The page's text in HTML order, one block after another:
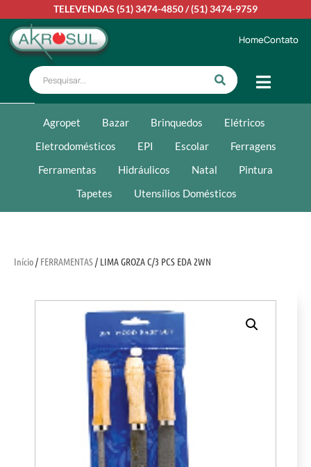
TELEVENDAS (51) 3474-4850/(51) 3474-9759
HomeContato
Agropet Bazar Brinquedos
Elétricos
Eletrodomésticos
EPI Escolar
Ferragens
Ferramentas
Hidráulicos Natal
Pintura
Tapetes
Utensílios Domésticos
Início/ FERRAMENTAS/ LIMA GROZA C/3 PCS EDA 2WN